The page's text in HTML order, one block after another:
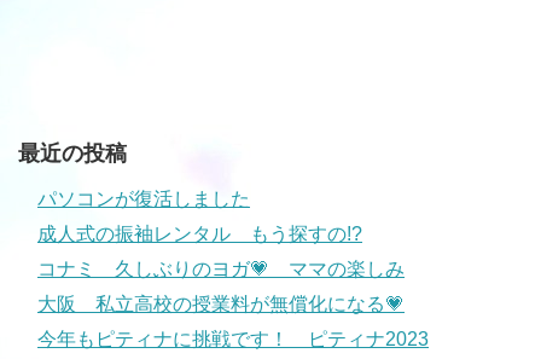
最近の投稿
パソコンが復活しました
成人式の振袖レンタル もう探すの!?
コナミ 久しぶりのヨガ💗 ママの楽しみ
大阪 私立高校の授業料が無償化になる💗
今年もピティナに挑戦です！ ピティナ2023